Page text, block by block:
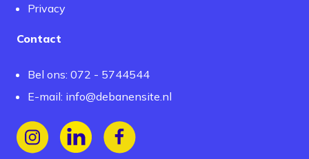
Privacy
Contact
Bel ons: 072 - 5744544
E-mail: info@debanensite.nl